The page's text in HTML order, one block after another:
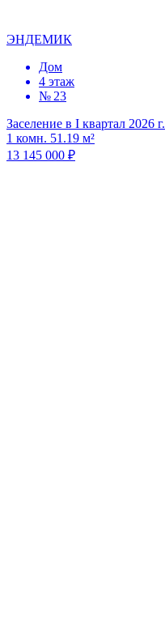
ЭНДЕМИК
Дом
4 этаж
№ 23
Заселение в I квартал 2026 г.
1 комн. 51.19 м²
13 145 000 ₽